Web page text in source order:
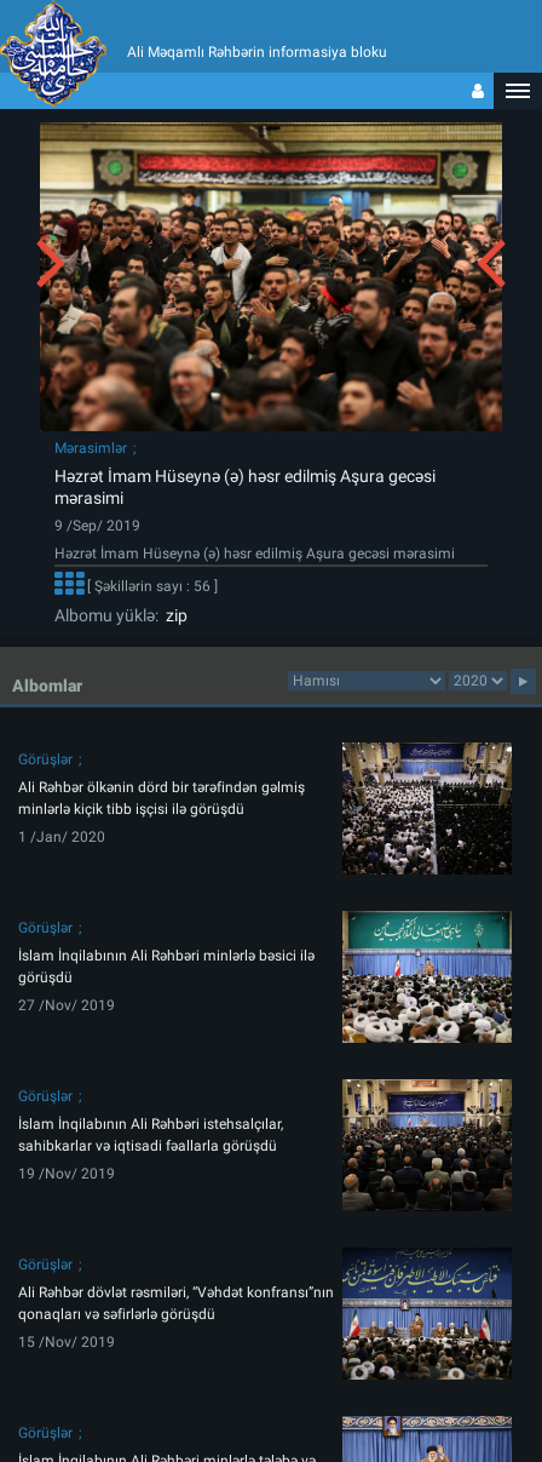
Ali Məqamlı Rəhbərin informasiya bloku
Mərasimlər
Həzrət İmam Hüseynə (ə) həsr edilmiş Aşura gecəsi
mərasimi
9 /Sep/ 2019
Həzrət İmam Hüseynə (ə) həsr edilmiş Aşura gecəsi mərasimi
[ Şəkillərin sayı : 56 ]
Albomu yüklə: zip
Albomlar
Görüşlər
Ali Rəhbər ölkənin dörd bir tərəfindən gəlmiş
minlərlə kiçik tibb işçisi ilə görüşdü
1 /Jan/ 2020
Görüşlər
İslam İnqilabının Ali Rəhbəri minlərlə bəsici ilə
görüşdü
27 /Nov/ 2019
Görüşlər
İslam İnqilabının Ali Rəhbəri istehsalçılar,
sahibkarlar və iqtisadi fəallarla görüşdü
19 /Nov/ 2019
Görüşlər
Ali Rəhbər dövlət rəsmiləri, “Vəhdət konfransı”nın
qonaqları və səfirlərlə görüşdü
15 /Nov/ 2019
Görüşlər